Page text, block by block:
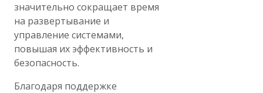
значительно сокращает время
на развертывание и
управление системами,
повышая их эффективность и
безопасность.
Благодаря поддержке